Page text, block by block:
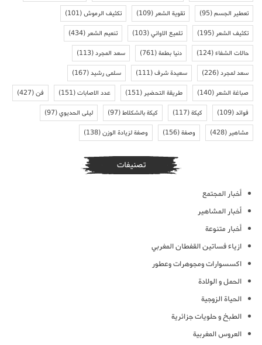
تعطير الجسم(95) تقوية الشعر(109) تكثيف الرموش(101)
تكثيف الشعر(195) تلميع الاواني(103) تنعيم الشعر(434)
حالات الشفاء(124) دنيا بطمة(761) سعد المجرد(113)
سعد لمجرد(226) سعيدة شرف(111) سلمى رشيد(167)
صباغة الشعر(140) طريقة التحضير(151) عدد الاصابات(151) فن(427)
فوائد(109) كيكة(117) كيكة بالشكلاط(97) ليلى الحديوي(97)
مشاهير(428) وصفة(156) وصفة لزيادة الوزن(138)
تصنيفات
أخبار المجتمع
أخبار المشاهير
أخبار متنوعة
ازياء فساتين القفطان المغربي
اكسسوارات ومجوهرات وعطور
الحمل و الولادة
الحياة الزوجية
الطبخ و حلويات جزائرية
العروس المغربية